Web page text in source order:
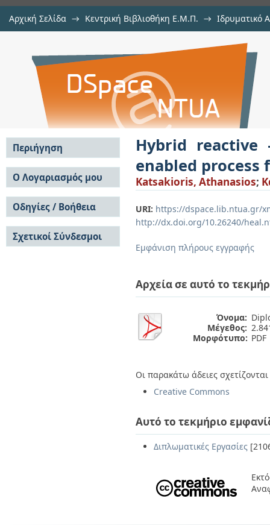
Αρχική Σελίδα → Κεντρική Βιβλιοθήκη Ε.Μ.Π. → Ιδρυματικό
Hybrid reactive – cooling
particle size and filtration tuning
Hybrid reactive
enabled
Katsakioris, Athanasios;
URI: https://dspace.lib.ntua.gr/
http://dx.doi.org/10.26240/
Εμφάνιση πλήρους εγγραφής
Αρχεία σε αυτό το
Όνομα:
Μέγεθος:
Μορφότυπο: PDF
Οι παρακάτω άδειες
Creative Commons
Αυτό το τεκμήριο
Διπλωματικές Εργασίες
Περιήγηση
Σε όλο το DSpace
Κοινότητες & Συλλογές
Ανά Ημερομηνία
Έκδοσης
Συγγραφείς
Τίτλοι
Θέματα
Ο Λογαριασμός μου
Σύνδεση
Εγγραφή
Οδηγίες / Βοήθεια
Οδηγίες Υποβολής
Οδηγίες Χρήσης ΙΑ
Συχνές Ερωτήσεις
Σχετικοί Σύνδεσμοι